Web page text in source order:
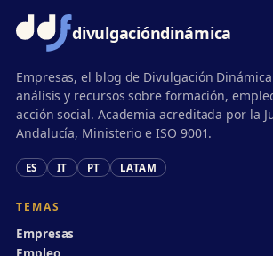
divulgacióndinámica
Empresas, el blog de Divulgación
análisis y recursos sobre formación,
acción social. Academia acreditada por la
Andalucía, Ministerio e ISO 9001.
ES IT PT LATAM
TEMAS
Empresas